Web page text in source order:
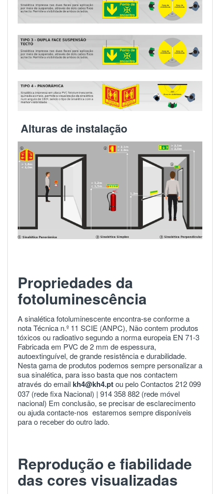
Alturas de instalação
Propriedades da
fotoluminescência
A sinalética fotoluminescente encontra-se conforme a
nota Técnica n.º 11 SCIE (ANPC), Não contem produtos
tóxicos ou radioativo segundo a norma europeia EN 71-3
Fabricada em PVC de 2 mm de espessura,
autoextinguível, de grande resistência e durabilidade.
Nesta gama de produtos podemos sempre personalizar a
sua sinalética, para isso basta que nos contactem
através do emailkh4@kh4.ptou pelo Contactos 212 099
037 (rede fixa Nacional) | 914 358 882 (rede móvel
nacional) Em conclusão, se precisar de esclarecimento
ou ajudacontacte-nos estaremos sempre disponíveis
para o receber do outro lado.
Reprodução e fiabilidade
das cores visualizadas